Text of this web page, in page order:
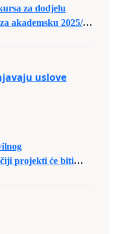
za dodjelu
akademsku 2025/26.
uslove
projekti će biti
prijedloga
sredstava za